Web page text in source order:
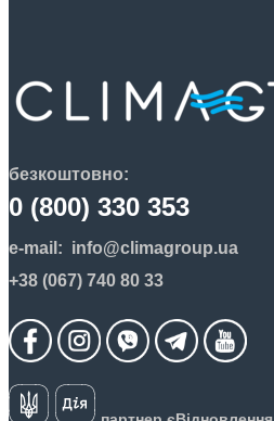
безкоштовно:
0 (800) 330 353
e-mail: info@climagroup.ua
+38 (067) 740 80 33